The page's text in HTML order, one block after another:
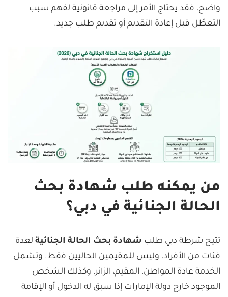
واضح، فقد يحتاج الأمر إلى مراجعة قانونية لفهم سبب
التعطّل قبل إعادة التقديم أو تقديم طلب جديد.
من يمكنه طلب شهادة بحث
الحالة الجنائية في دبي؟
تتيح شرطة دبي طلب شهادة بحث الحالة الجنائية لعدة
فئات من الأفراد، وليس للمقيمين الحاليين فقط. وتشمل
الخدمة عادة المواطن، المقيم، الزائر، وكذلك الشخص
الموجود خارج دولة الإمارات إذا سبق له الدخول أو الإقامة